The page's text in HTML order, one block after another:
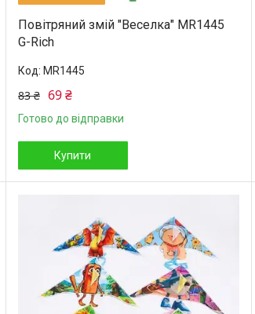
Повітряний змій "Веселка" MR1445
G-Rich
MR1445
83 ₴ 69 ₴
Готово до відправки
Купити